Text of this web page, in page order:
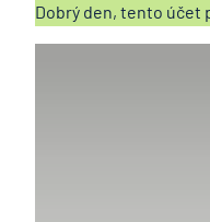
Dobrý den, tento účet